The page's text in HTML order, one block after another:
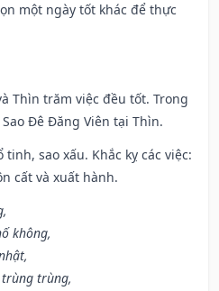
một ngày tốt khác để thực
Thìn trăm việc đều tốt. Trong
Đê Đăng Viên tại Thìn.
sao xấu. Khắc kỵ các việc:
cất và xuất hành.
không,
trùng,